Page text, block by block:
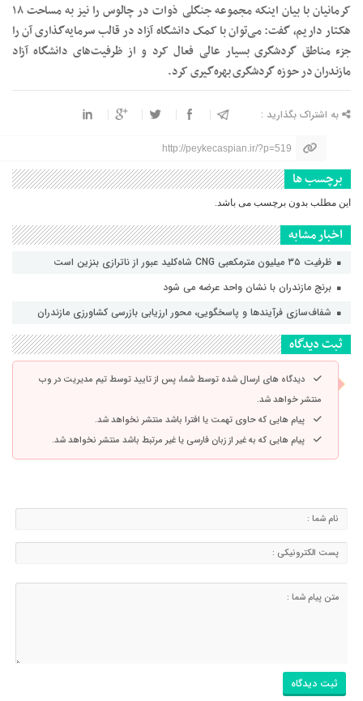
کرمانیان با بیان اینکه مجموعه جنگلی ذوات در چالوس را نیز به مساحت ۱۸
هکتار داریم، گفت: می‌توان با کمک دانشگاه آزاد در قالب سرمایه‌گذاری آن را
جزء مناطق گردشگری بسیار عالی فعال کرد و از ظرفیت‌های دانشگاه آزاد
مازندران در حوزه گردشگری بهره‌گیری کرد.
به اشتراک بگذارید :
http://peykecaspian.ir/?p=519
برچسب ها
این مطلب بدون برچسب می باشد.
اخبار مشابه
ظرفیت ۳۵ میلیون مترمکعبی CNG شاه‌کلید عبور از ناترازی بنزین است
برنج مازندران با نشان واحد عرضه می شود
شفاف‌سازی فرآیند‌ها و پاسخگویی، محور ارزیابی بازرسی کشاورزی مازندران
ثبت دیدگاه
دیدگاه های ارسال شده توسط شما، پس از تایید توسط تیم مدیریت در وب
منتشر خواهد شد.
پیام هایی که حاوی تهمت یا افترا باشد منتشر نخواهد شد.
پیام هایی که به غیر از زبان فارسی یا غیر مرتبط باشد منتشر نخواهد شد.